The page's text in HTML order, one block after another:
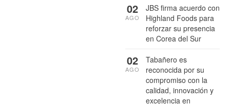
JBS firma acuerdo con
Highland Foods para
reforzar su presencia
en Corea del Sur
02
AGO
Tabañero es
reconocida por su
compromiso con la
calidad, innovación y
excelencia en
02
AGO